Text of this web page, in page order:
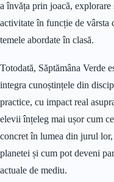
a învăța prin joacă,
activitate în funcție de vârsta
temele abordate în clasă.
Totodată, Săptămâna Verde
integra cunoștințele din
practice, cu impact real
elevii înțeleg mai ușor cum
concret în lumea din jurul
planetei și cum pot deveni
actuale de mediu.